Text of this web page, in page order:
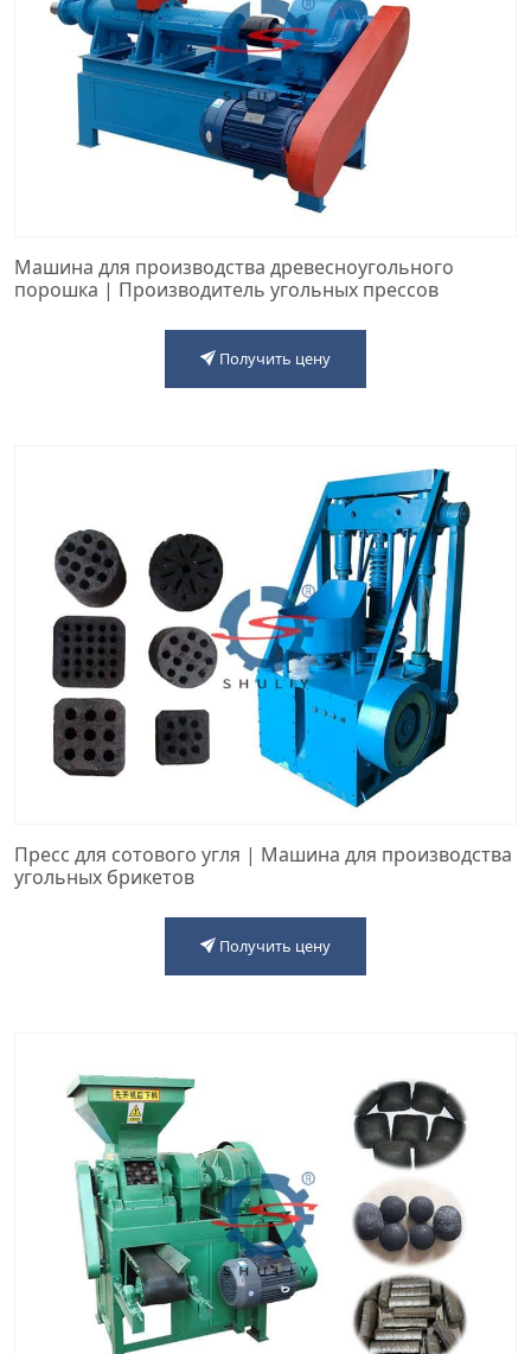
Машина для производства древесноугольного
порошка | Производитель угольных прессов
Получить цену
Пресс для сотового угля | Машина для производства
угольных брикетов
Получить цену